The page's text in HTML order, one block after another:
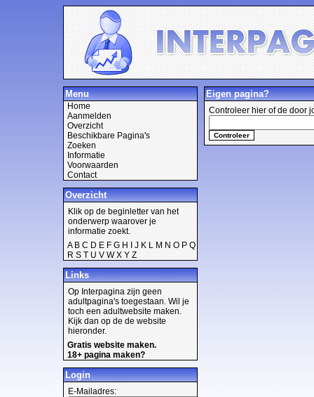
Menu
Home
Aanmelden
Overzicht
Beschikbare Pagina's
Zoeken
Informatie
Voorwaarden
Contact
Overzicht
Klik op de beginletter van het
onderwerp waarover je
informatie zoekt.
A B C D E F G H J K L M N O P Q
R S T U V W X Y Z
Links
Op Interpagina zijn geen
adultpagina's toegestaan. Wil je
toch een adultwebsite maken.
Kijk dan op de de website
hieronder.
Gratis website maken.
18+ pagina maken?
Login
E-Mailadres:
Eigen pagina?
Controleer hier of de door